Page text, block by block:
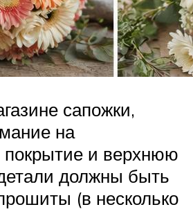
сапожки,
на
и верхнюю
должны быть
(в несколько